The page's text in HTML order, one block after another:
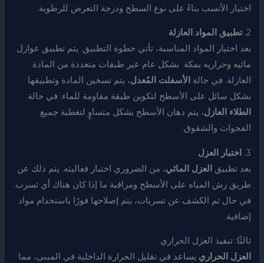
اختيار الأنسب بناءً على نوع السطح ودرجة التعرض للرطوبة.
2. تطبيق المواد العازلة
بعد اختيار المواد المناسبة، تأتي خطوة التطبيق. يتم تطبيق عوازل
مائيه وحراريه بمكة بشكل عام عبر طبقات متعددة من المادة
العازلة. في حالة الأسفلت المُعدل، يتم تسخين المادة وتطبيقها
بشكل سائل على الأسطح لتكوين طبقة مقاومة للماء. في حالة
الطلاء العازل، يتم دهان الأسطح بشكل متساوٍ لتغطية جميع
الفجوات والشقوق.
3.
اختبار العزل
بعد تطبيق العزل المائي، من الضروري اختبار فعاليته. يتم ذلك عن
طريق رش المياه على الأسطح ومراقبة ما إذا كان هناك أي تسرب.
في حال تم الكشف عن تسربات، يتم إصلاحها فورًا باستخدام مواد
إضافية.
ثالثًا: تنفيذ العزل الحراري
العزل الحراري يساعد في تقليل الحرارة الداخلية في المبنى، مما